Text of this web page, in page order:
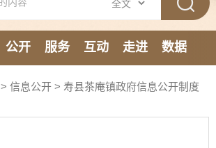
公开 服务 互动 走进
数据
> 信息公开 > 寿县茶庵镇政府信息公开制度